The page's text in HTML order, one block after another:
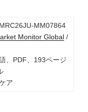
MM07864
Monitor Global/
、PDF、193ページ
ア